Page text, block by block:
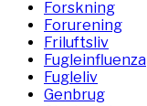
Forskning
Forurening
Friluftsliv
Fugleinfluenza
Fugleliv
Genbrug